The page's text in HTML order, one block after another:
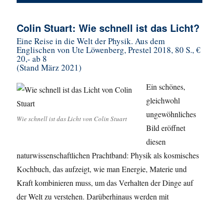
Colin Stuart: Wie schnell ist das Licht?
Eine Reise in die Welt der Physik. Aus dem
Englischen von Ute Löwenberg, Prestel 2018, 80 S., €
20,- ab 8
(Stand März 2021)
Wie schnell ist das Licht von Colin Stuart
Ein schönes,
gleichwohl
ungewöhnliches
Bild eröffnet
diesen
naturwissenschaftlichen Prachtband: Physik als kosmisches
Kochbuch, das aufzeigt, wie man Energie, Materie und
Kraft kombinieren muss, um das Verhalten der Dinge auf
der Welt zu verstehen. Darüberhinaus werden mit